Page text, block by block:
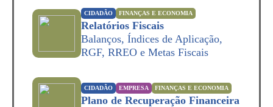
CIDADÃO FINANÇAS E ECONOMIA
Relatórios Fiscais
Balanços, Índices de Aplicação,
RGF, RREO e Metas Fiscais
CIDADÃO EMPRESA FINANÇAS E ECONOMIA
Plano de Recuperação Financeira